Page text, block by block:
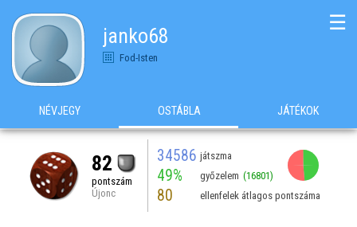
janko68
Fod-Isten
☰
NÉVJEGY OSTÁBLA JÁTÉKOK
82
pontszám
Újonc
34586 játszma
49% győzelem (16801)
80 ellenfelek átlagos pontszáma